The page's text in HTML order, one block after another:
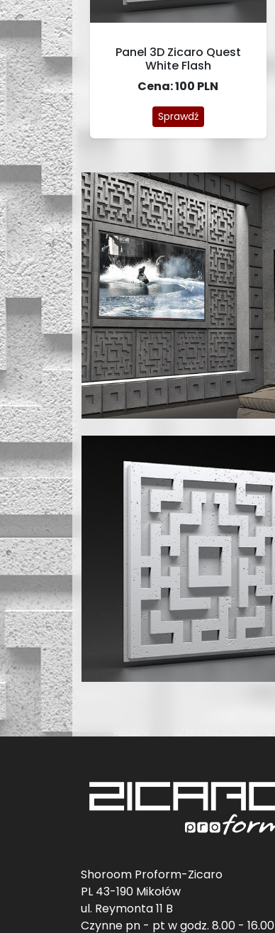
Panel 3D Zicaro Quest
White Flash
Cena: 100 PLN
Sprawdź
Shoroom Proform-Zicaro
PL 43-190 Mikołów
ul. Reymonta 11 B
Czynne pn - pt w godz. 8.00 - 16.00